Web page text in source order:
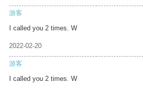
游客
I called you 2 times. W
2022-02-20
游客
I called you 2 times. W